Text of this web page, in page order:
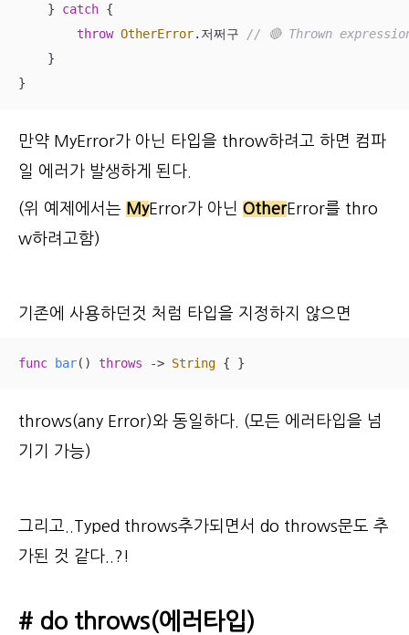
    }
catch {
throw OtherError.저쩌구
// 🔴 Thrown
    }
}
만약 MyError가 아닌 타입을 throw하려고 하면 컴파
일 에러가 발생하게 된다.
(위 예제에서는 MyError가 아닌 OtherError를 thro
w하려고함)
기존에 사용하던것 처럼 타입을 지정하지 않으면
func bar() throws -> String { }
throws(any Error)와 동일하다. (모든 에러타입을 넘
기기 가능)
그리고..Typed throws추가되면서 do throws문도 추
가된 것 같다..?!
# do throws(에러타입)